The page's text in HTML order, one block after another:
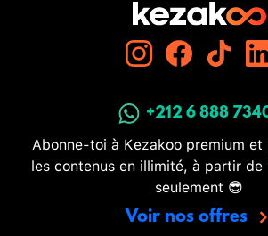
+212 6 888
Abonne-toi à Kezakoo premium
les contenus en illimité, à partir de
seulement 😎
Voir nos offres